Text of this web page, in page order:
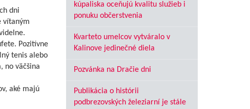
dni
vítaným
Pozitívne
tenis alebo
no väčšina
aké majú
kúpaliska oceňujú kvalitu služieb i
ponuku občerstvenia
Kvarteto umelcov vytváralo v
Kalinove jedinečné diela
Pozvánka na Dračie dni
Publikácia o histórii
podbrezovských železiarní je stále